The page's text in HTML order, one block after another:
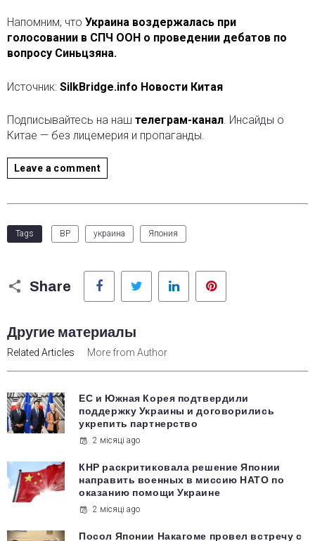
Напомним, что Украина воздержалась при
голосовании в СПЧ ООН о проведении дебатов по
вопросу Синьцзяна.
Источник: SilkBridge.info Новости Китая
Подписывайтесь на наш телеграм-канал. Инсайды о
Китае — без лицемерия и пропаганды.
Leave a comment
Tags ВР украина Япония
Share
Facebook Twitter LinkedIn
Другие материалы
Related Articles More from Author
ЕС и Южная Корея подтвердили
поддержку Украины и договорились
укрепить партнерство
2 місяці ago
КНР раскритиковала решение Японии
направить военных в миссию НАТО по
оказанию помощи Украине
2 місяці ago
Посол Японии Накагоме провел встречу с